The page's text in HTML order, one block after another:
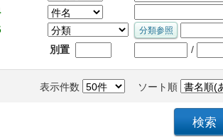
別置 /
表示件数 ソート順